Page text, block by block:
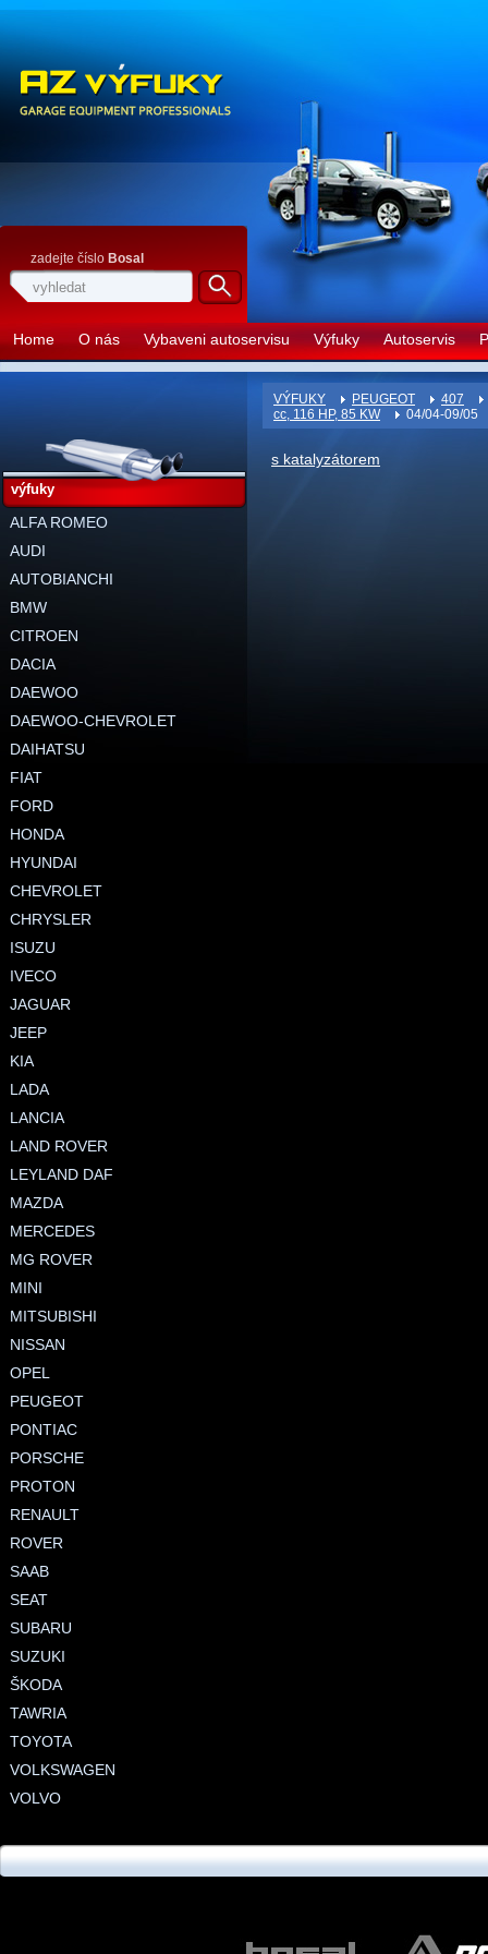
Home O nás Vybaveni autoservisu Výfuky Autoservis
zadejte číslo Bosal
VÝFUKY PEUGEOT
407
cc, 116 HP, 85 KW
04/04-09/05
s katalyzátorem
výfuky
ALFA ROMEO
AUDI
AUTOBIANCHI
BMW
CITROEN
DACIA
DAEWOO
DAEWOO-CHEVROLET
DAIHATSU
FIAT
FORD
HONDA
HYUNDAI
CHEVROLET
CHRYSLER
ISUZU
IVECO
JAGUAR
JEEP
KIA
LADA
LANCIA
LAND ROVER
LEYLAND DAF
MAZDA
MERCEDES
MG ROVER
MINI
MITSUBISHI
NISSAN
OPEL
PEUGEOT
PONTIAC
PORSCHE
PROTON
RENAULT
ROVER
SAAB
SEAT
SUBARU
SUZUKI
ŠKODA
TAWRIA
TOYOTA
VOLKSWAGEN
VOLVO